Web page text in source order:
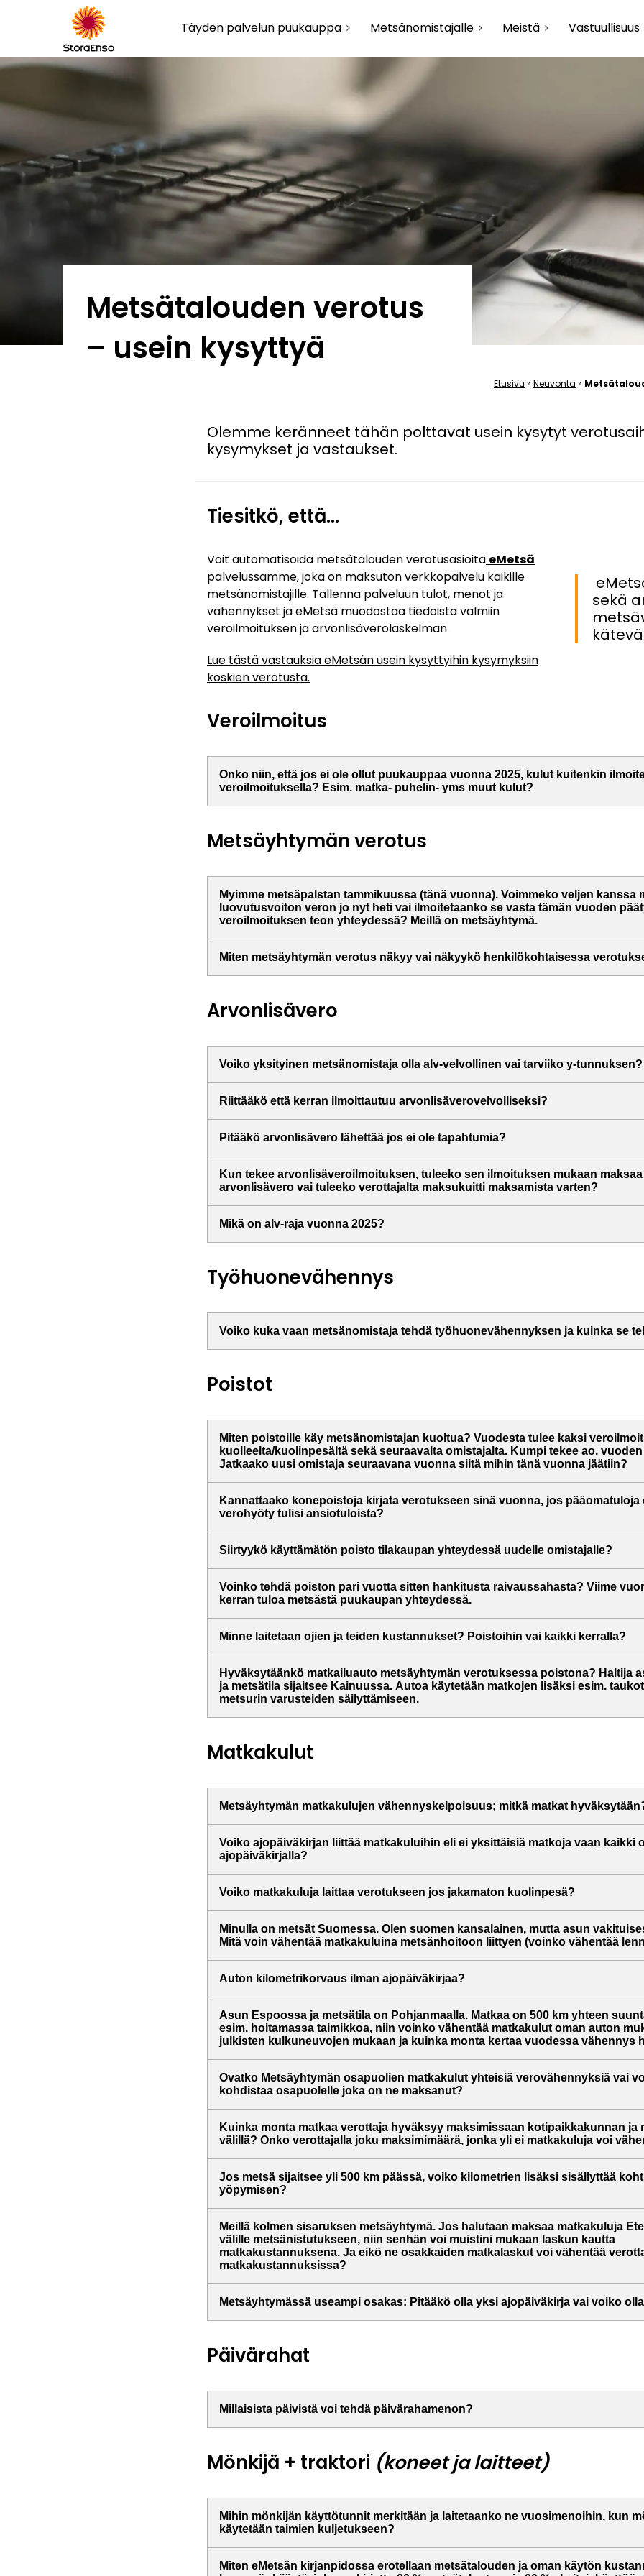
Täyden palvelun puukauppa Metsänomistajalle Meistä Vastuullisuus
Metsätalouden verotus
– usein kysyttyä
Etusivu » Neuvonta »
Olemme keränneet tähän polttavat usein kysytyt
kysymykset ja vastaukset.
Tiesitkö, että…
Voit automatisoida metsätalouden verotusasioita eMetsä
palvelussamme, joka on maksuton verkkopalvelu kaikille
metsänomistajille. Tallenna palveluun tulot, menot ja
vähennykset ja eMetsä muodostaa tiedoista valmiin
veroilmoituksen ja arvonlisäverolaskelman.
Lue tästä vastauksia eMetsän usein kysyttyihin kysymyksiin
koskien verotusta.
sekä
Veroilmoitus
Onko niin, että jos ei ole ollut puukauppaa vuonna 2025, kulut kuitenkin
veroilmoituksella? Esim. matka- puhelin- yms muut kulut?
Metsäyhtymän verotus
Myimme metsäpalstan tammikuussa (tänä vuonna). Voimmeko veljen kanssa
luovutusvoiton veron jo nyt heti vai ilmoitetaanko se vasta tämän vuoden
veroilmoituksen teon yhteydessä? Meillä on metsäyhtymä.
Miten metsäyhtymän verotus näkyy vai näkyykö henkilökohtaisessa
Arvonlisävero
Voiko yksityinen metsänomistaja olla alv-velvollinen vai tarviiko y-tunnuksen?
Riittääkö että kerran ilmoittautuu arvonlisäverovelvolliseksi?
Pitääkö arvonlisävero lähettää jos ei ole tapahtumia?
Kun tekee arvonlisäveroilmoituksen, tuleeko sen ilmoituksen mukaan
arvonlisävero vai tuleeko verottajalta maksukuitti maksamista varten?
Mikä on alv-raja vuonna 2025?
Työhuonevähennys
Voiko kuka vaan metsänomistaja tehdä työhuonevähennyksen ja kuinka se
Poistot
Miten poistoille käy metsänomistajan kuoltua? Vuodesta tulee kaksi
kuolleelta/kuolinpesältä sekä seuraavalta omistajalta. Kumpi tekee ao.
Jatkaako uusi omistaja seuraavana vuonna siitä mihin tänä vuonna jäätiin?
Kannattaako konepoistoja kirjata verotukseen sinä vuonna, jos pääomatuloja
verohyöty tulisi ansiotuloista?
Siirtyykö käyttämätön poisto tilakaupan yhteydessä uudelle omistajalle?
Voinko tehdä poiston pari vuotta sitten hankitusta raivaussahasta? Viime
kerran tuloa metsästä puukaupan yhteydessä.
Minne laitetaan ojien ja teiden kustannukset? Poistoihin vai kaikki kerralla?
Hyväksytäänkö matkailuauto metsäyhtymän verotuksessa poistona? Haltija
ja metsätila sijaitsee Kainuussa. Autoa käytetään matkojen lisäksi esim.
metsurin varusteiden säilyttämiseen.
Matkakulut
Metsäyhtymän matkakulujen vähennyskelpoisuus; mitkä matkat
Voiko ajopäiväkirjan liittää matkakuluihin eli ei yksittäisiä matkoja vaan kaikki
ajopäiväkirjalla?
Voiko matkakuluja laittaa verotukseen jos jakamaton kuolinpesä?
Minulla on metsät Suomessa. Olen suomen kansalainen, mutta asun
Mitä voin vähentää matkakuluina metsänhoitoon liittyen (voinko vähentää
Auton kilometrikorvaus ilman ajopäiväkirjaa?
Asun Espoossa ja metsätila on Pohjanmaalla. Matkaa on 500 km yhteen
esim. hoitamassa taimikkoa, niin voinko vähentää matkakulut oman auton
julkisten kulkuneuvojen mukaan ja kuinka monta kertaa vuodessa vähennys
Ovatko Metsäyhtymän osapuolien matkakulut yhteisiä verovähennyksiä vai
kohdistaa osapuolelle joka on ne maksanut?
Kuinka monta matkaa verottaja hyväksyy maksimissaan kotipaikkakunnan ja
välillä? Onko verottajalla joku maksimimäärä, jonka yli ei matkakuluja voi
Jos metsä sijaitsee yli 500 km päässä, voiko kilometrien lisäksi sisällyttää
yöpymisen?
Meillä kolmen sisaruksen metsäyhtymä. Jos halutaan maksaa matkakuluja
välille metsänistutukseen, niin senhän voi muistini mukaan laskun kautta
matkakustannuksena. Ja eikö ne osakkaiden matkalaskut voi vähentää
matkakustannuksissa?
Metsäyhtymässä useampi osakas: Pitääkö olla yksi ajopäiväkirja vai voiko
Päivärahat
Millaisista päivistä voi tehdä päivärahamenon?
Mönkijä + traktori (koneet ja laitteet)
Mihin mönkijän käyttötunnit merkitään ja laitetaanko ne vuosimenoihin, kun
käytetään taimien kuljetukseen?
Miten eMetsän kirjanpidossa erotellaan metsätalouden ja oman käytön